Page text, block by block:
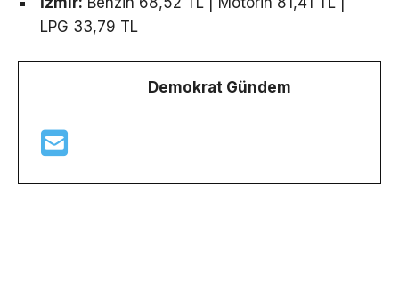
LPG 33,79 TL
Demokrat Gündem